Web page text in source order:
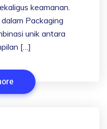
keamanan.
Packaging
unik antara
[…]